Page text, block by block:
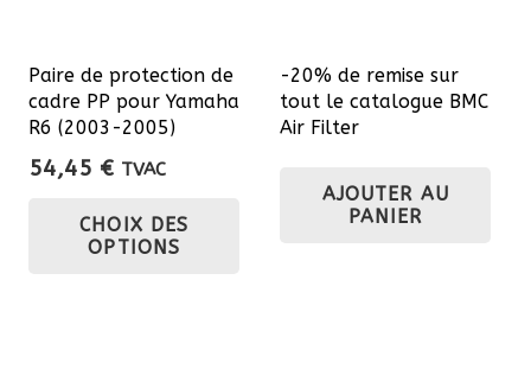
Paire de protection de
cadre PP pour Yamaha
R6 (2003-2005)
54,45 € TVAC
CHOIX DES
OPTIONS
-20% de remise sur
tout le catalogue BMC
Air Filter
AJOUTER AU
PANIER